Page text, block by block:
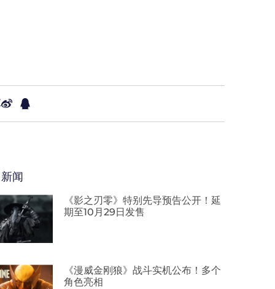
闻
《影之刃零》特别先导预告公开！延
期至10月29日发售
《漫威金刚狼》战斗实机公布！多个
角色亮相